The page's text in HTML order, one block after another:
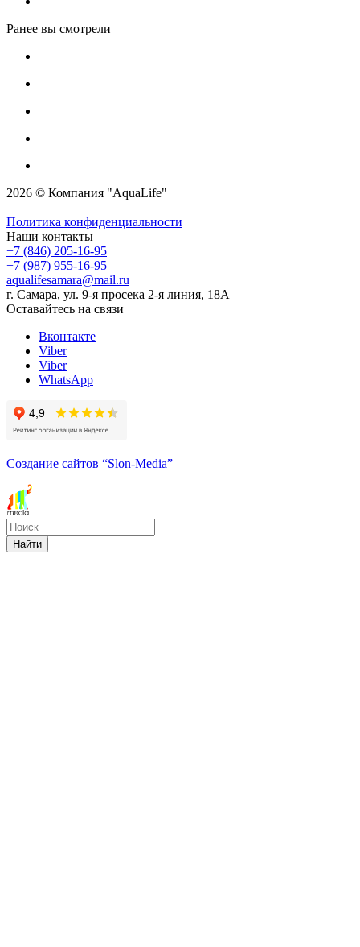
Ранее вы смотрели
2026 © Компания "AquaLife"
Политика конфиденциальности
Наши контакты
+7 (846) 205-16-95
+7 (987) 955-16-95
aqualifesamara@mail.ru
г. Самара, ул. 9-я просека 2-я линия, 18А
Оставайтесь на связи
Вконтакте
Viber
Viber
WhatsApp
Создание сайтов “Slon-Media”
Найти